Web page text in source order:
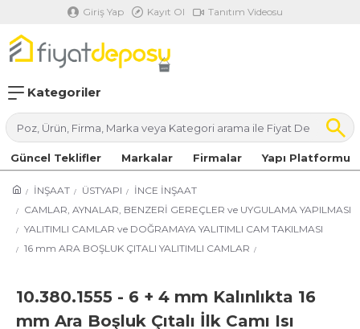
Giriş Yap Kayıt Ol Tanıtım Videosu
Kategoriler
Güncel Teklifler Markalar Firmalar Yapı Platformu
İNŞAAT ÜSTYAPI
İNCE İNŞAAT
CAMLAR, AYNALAR, BENZERİ GEREÇLER ve UYGULAMA YAPILMASI
YALITIMLI CAMLAR ve DOĞRAMAYA YALITIMLI CAM TAKILMASI
16 mm ARA BOŞLUK ÇITALI YALITIMLI CAMLAR
10.380.1555 - 6 + 4 mm Kalınlıkta 16
mm Ara Boşluk Çıtalı İlk Camı Isı